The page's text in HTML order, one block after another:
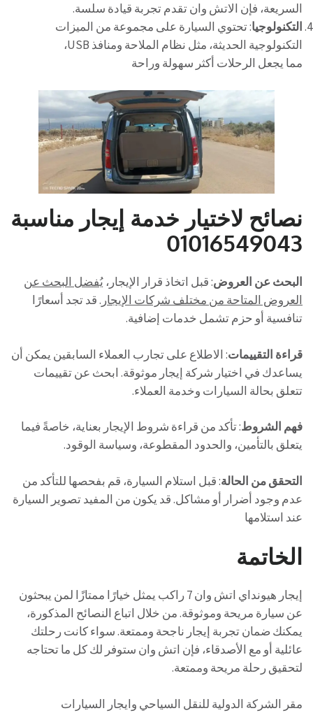
السريعة، فإن الاتش وان تقدم تجربة قيادة سلسة.
التكنولوجيا: تحتوي السيارة على مجموعة من الميزات
التكنولوجية الحديثة، مثل نظام الملاحة ومنافذ USB،
مما يجعل الرحلات أكثر سهولة وراحة
نصائح لاختيار خدمة إيجار مناسبة
01016549043
البحث عن العروض: قبل اتخاذ قرار الإيجار،يُفضل البحث عن
العروض المتاحة من مختلف شركات الإيجار . قد تجد أسعارًا
تنافسية أو حزم تشمل خدمات إضافية.
قراءة التقييمات: الاطلاع على تجارب العملاء السابقين يمكن أن
يساعدك في اختيار شركة إيجار موثوقة. ابحث عن تقييمات
تتعلق بحالة السيارات وخدمة العملاء.
فهم الشروط: تأكد من قراءة شروط الإيجار بعناية، خاصةً فيما
يتعلق بالتأمين، والحدود المقطوعة، وسياسة الوقود.
التحقق من الحالة: قبل استلام السيارة، قم بفحصها للتأكد من
عدم وجود أضرار أو مشاكل. قد يكون من المفيد تصوير السيارة
عند استلامها
الخاتمة
إيجار هيونداي اتش وان 7 راكب يمثل خيارًا ممتازًا لمن يبحثون
عن سيارة مريحة وموثوقة. من خلال اتباع النصائح المذكورة،
يمكنك ضمان تجربة إيجار ناجحة وممتعة. سواء كانت رحلتك
عائلية أو مع الأصدقاء، فإن اتش وان ستوفر لك كل ما تحتاجه
لتحقيق رحلة مريحة وممتعة.
مقر الشركة الدولية للنقل السياحي وايجار السيارات